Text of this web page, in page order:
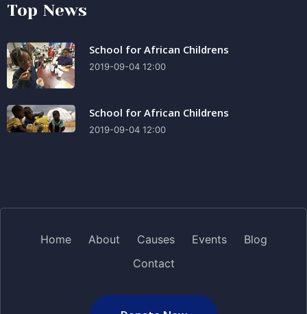
Top News
School for African Childrens
2019-09-04 12:00
School for African Childrens
2019-09-04 12:00
Home About Causes Events
Blog
Contact